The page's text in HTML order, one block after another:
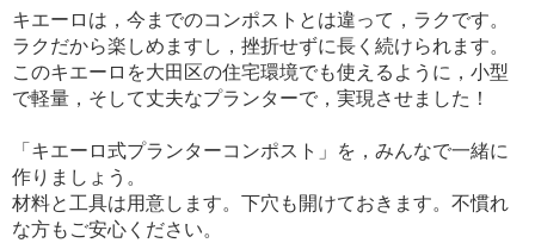
キエーロは，今までのコンポストとは違って，ラクです。
ラクだから楽しめますし，挫折せずに長く続けられます。
このキエーロを大田区の住宅環境でも使えるように，小型
で軽量，そして丈夫なプランターで，実現させました！
「キエーロ式プランターコンポスト」を，みんなで一緒に
作りましょう。
材料と工具は用意します。下穴も開けておきます。不慣れ
な方もご安心ください。